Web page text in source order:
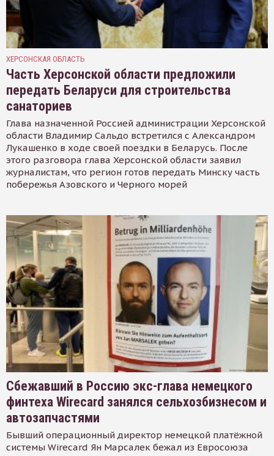
ХЕРСОНСКАЯ ОБЛАСТЬ
Часть Херсонской области предложили
передать Беларуси для строительства
санаториев
Глава назначенной Россией администрации Херсонской
области Владимир Сальдо встретился с Александром
Лукашенко в ходе своей поездки в Беларусь. После
этого разговора глава Херсонской области заявил
журналистам, что регион готов передать Минску часть
побережья Азовского и Черного морей
Сбежавший в Россию экс-глава немецкого
финтеха Wirecard занялся сельхозбизнесом и
автозапчастями
Бывший операционный директор немецкой платёжной
системы Wirecard Ян Марсалек бежал из Евросоюза